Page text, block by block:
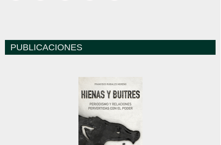
PUBLICACIONES